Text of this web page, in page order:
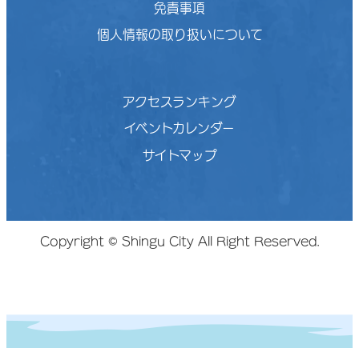
免責事項
個人情報の取り扱いについて
アクセスランキング
イベントカレンダー
サイトマップ
Copyright © Shingu City All Right Reserved.